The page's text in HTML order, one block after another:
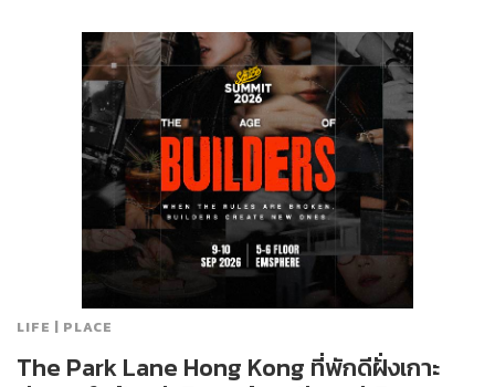
LIFE | PLACE
The Park Lane Hong Kong ที่พักดีฝั่งเกาะ